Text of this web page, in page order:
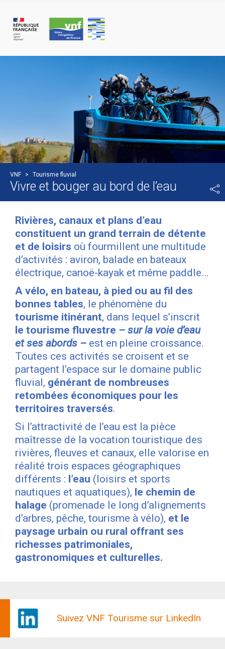
VNF > Tourisme fluvial
Vivre et bouger au bord de l’eau
Rivières, canaux et plans d’eau
constituent un grand terrain de détente
et de loisirs où fourmillent une multitude
d’activités : aviron, balade en bateaux
électrique, canoë-kayak et même paddle…
A vélo, en bateau, à pied ou au fil des
bonnes tables, le phénomène du
tourisme itinérant, dans lequel s’inscrit
le tourisme fluvestre – sur la voie d’eau
et ses abords – est en pleine croissance.
Toutes ces activités se croisent et se
partagent l’espace sur le domaine public
fluvial, générant de nombreuses
retombées économiques pour les
territoires traversés.
Si l’attractivité de l’eau est la pièce
maîtresse de la vocation touristique des
rivières, fleuves et canaux, elle valorise en
réalité trois espaces géographiques
différents : l’eau (loisirs et sports
nautiques et aquatiques), le chemin de
halage (promenade le long d’alignements
d’arbres, pêche, tourisme à vélo), et le
paysage urbain ou rural offrant ses
richesses patrimoniales,
gastronomiques et culturelles.
Suivez VNF Tourisme sur LinkedIn